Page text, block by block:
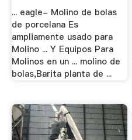
... eagle- Molino de bolas
de porcelana Es
ampliamente usado para
Molino ... Y Equipos Para
Molinos en un ... molino de
bolas,Barita planta de ...